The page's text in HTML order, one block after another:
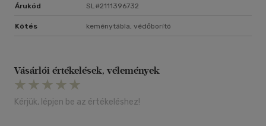
Árukód SL#2111396732
Kötés keménytábla, védőborító
Vásárlói értékelések, vélemények
Kérjük, lépjen be az értékeléshez!